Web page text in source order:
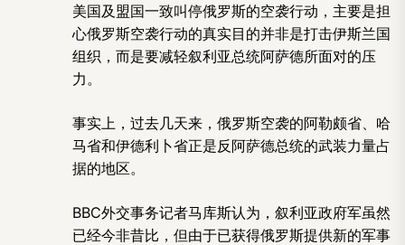
美国及盟国一致叫停俄罗斯的空袭行动，主要是担
心俄罗斯空袭行动的真实目的并非是打击伊斯兰国
组织，而是要减轻叙利亚总统阿萨德所面对的压
力。
事实上，过去几天来，俄罗斯空袭的阿勒颇省、哈
马省和伊德利卜省正是反阿萨德总统的武装力量占
据的地区。
BBC外交事务记者马库斯认为，叙利亚政府军虽然
已经今非昔比，但由于已获得俄罗斯提供新的军事